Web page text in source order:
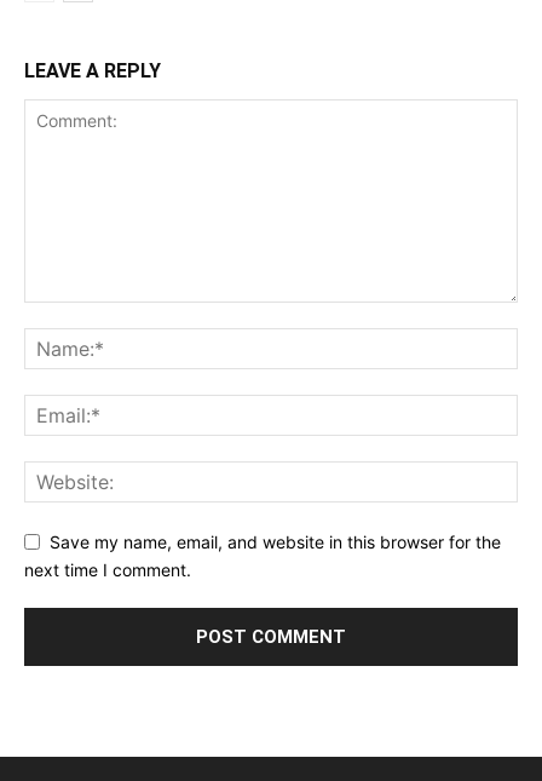
LEAVE A REPLY
Save my name, email, and website in this browser for the
next time I comment.